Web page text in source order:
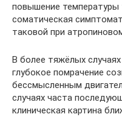
повышение температуры
соматическая
таковой при
В более тяжёлых
глубокое помрачение
бессмысленным
случаях часта
клиническая картина